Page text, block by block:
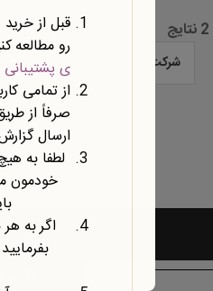
شرکت
قبل از
رو مطالعه
ی پشتیبانی
از تمامی
صرفاً از
ارسال
لطفا به
خودمون
اگر به